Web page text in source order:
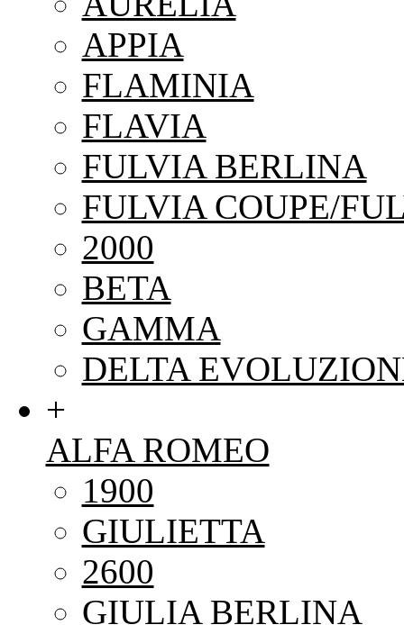
APPIA
FLAMINIA
FLAVIA
FULVIA BERLINA
FULVIA COUPE/
2000
BETA
GAMMA
DELTA
+
ALFA ROMEO
1900
GIULIETTA
2600
GIULIA BERLINA